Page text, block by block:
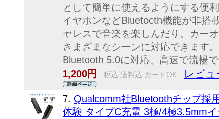
として簡単に使えるようにする便
イヤホンなどBluetooth機能が非搭
ヤレスで音楽を楽しんだり、カー
さまざまなシーンに対応できま
Bluetooth 5.0に対応、高速で流暢
1,200円
税込 送料込 カードOK レビュ
7. Qualcomm社Bluetoothチップ採
体験 タイプC充電 3極/4極3.5mm